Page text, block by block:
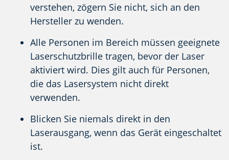
verstehen, zögern Sie nicht, sich an den
Hersteller zu wenden.
Alle Personen im Bereich müssen geeignete
Laserschutzbrille tragen, bevor der Laser
aktiviert wird. Dies gilt auch für Personen,
die das Lasersystem nicht direkt
verwenden.
Blicken Sie niemals direkt in den
Laserausgang, wenn das Gerät eingeschaltet
ist.